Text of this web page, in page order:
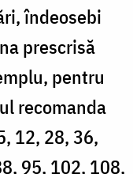
îndeosebi
prescrisă
pentru
recomanda
12, 28, 36,
95, 102, 108,